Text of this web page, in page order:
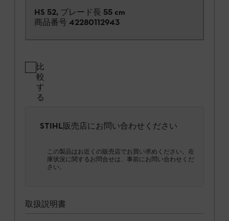
HS 52, ブレード長 55 cm
商品番号 42280112943
比
較
す
る
STIHL販売店にお問い合わせください
この製品はお近くの販売店でお買い求めください。在
庫状況に関するお問合せは、事前にお問い合わせくだ
さい。
取扱説明書